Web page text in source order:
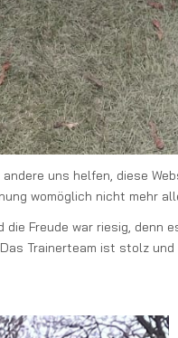
Freude war riesig, denn
Trainerteam ist stolz
uns helfen, diese
womöglich nicht mehr